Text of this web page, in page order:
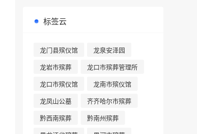
标签云
龙门县殡仪馆
龙泉安泽园
龙岩市殡葬
龙口市殡葬管理所
龙口市殡仪馆
龙南市殡仪馆
龙凤山公墓
齐齐哈尔市殡葬
黔西南殡葬
黔南州殡葬